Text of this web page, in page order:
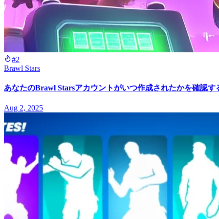
#2
Brawl Stars
あなたのBrawl Starsアカウントがいつ作成されたかを確認す
Aug 2, 2025